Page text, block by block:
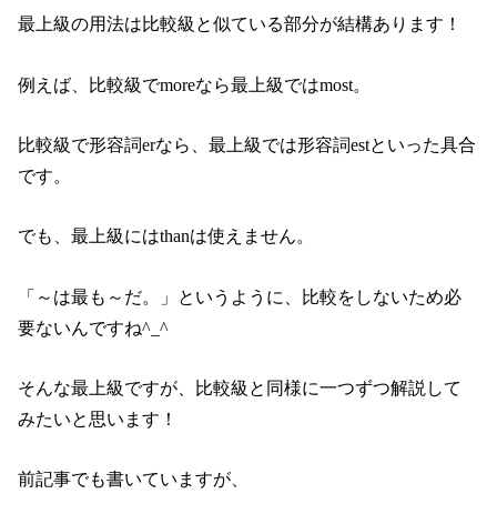
最上級の用法は比較級と似ている部分が結構あります！
例えば、比較級でmoreなら最上級ではmost。
比較級で形容詞erなら、最上級では形容詞estといった具合
です。
でも、最上級にはthanは使えません。
「～は最も～だ。」というように、比較をしないため必
要ないんですね^_^
そんな最上級ですが、比較級と同様に一つずつ解説して
みたいと思います！
前記事でも書いていますが、